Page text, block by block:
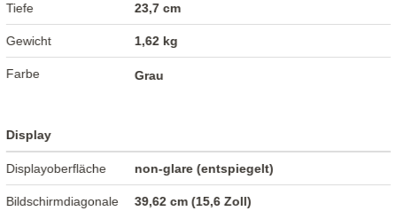
Tiefe 23,7 cm
Gewicht 1,62 kg
Farbe Grau
Display
Displayoberfläche non-glare (entspiegelt)
Bildschirmdiagonale 39,62 cm (15,6 Zoll)